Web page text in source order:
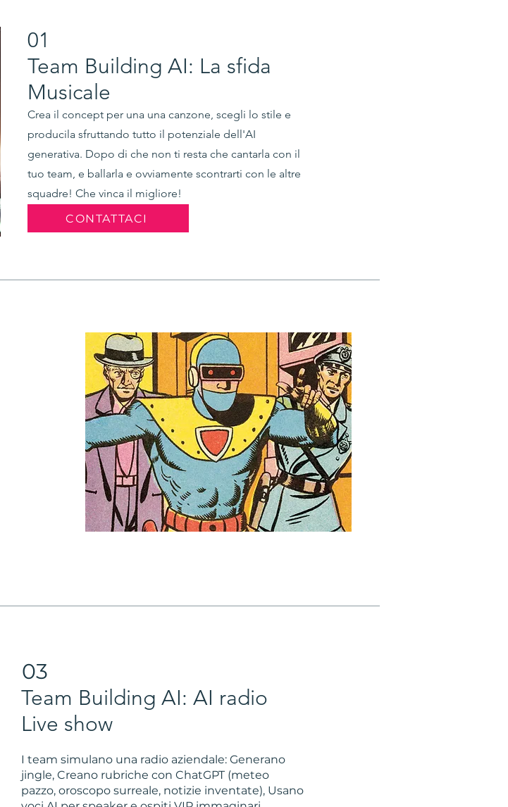
01
Team Building AI: La sfida
Musicale
Crea il concept per una una canzone, scegli lo stile e
producila sfruttando tutto il potenziale dell'AI
generativa. Dopo di che non ti resta che cantarla con il
tuo team, e ballarla e ovviamente scontrarti con le altre
squadre! Che vinca il migliore!
CONTATTACI
03
Team Building AI: AI radio
Live show
I team simulano una radio aziendale: Generano
jingle, Creano rubriche con ChatGPT (meteo
pazzo, oroscopo surreale, notizie inventate), Usano